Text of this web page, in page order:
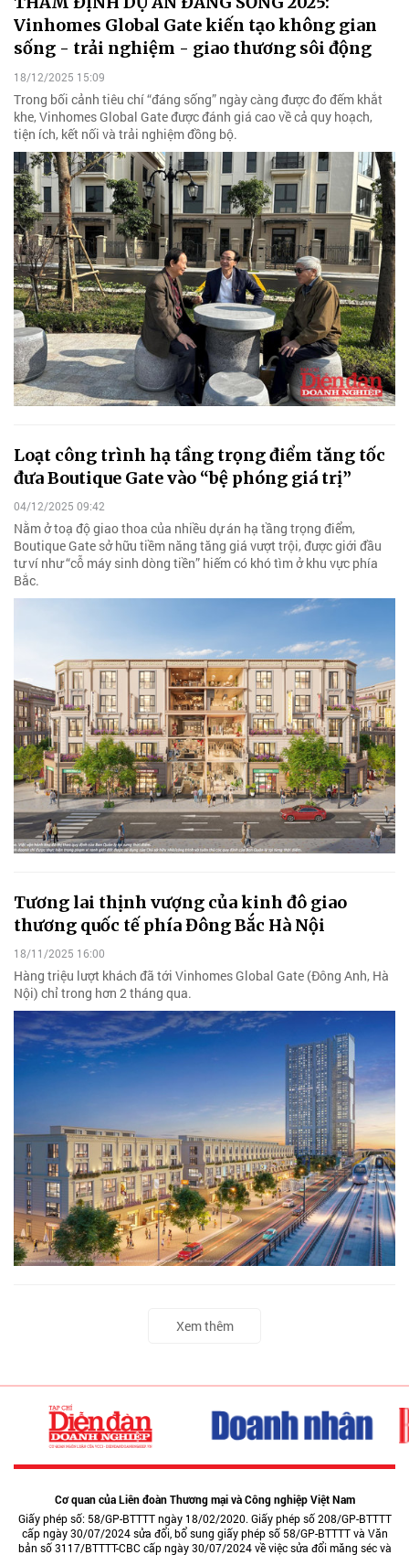
Vinhomes Global Gate kiến tạo không gian
sống - trải nghiệm - giao thương sôi động
18/12/2025 15:09
Trong bối cảnh tiêu chí “đáng sống” ngày càng được đo đếm khắt
khe, Vinhomes Global Gate được đánh giá cao về cả quy hoạch,
tiện ích, kết nối và trải nghiệm đồng bộ.
Loạt công trình hạ tầng trọng điểm tăng tốc
đưa Boutique Gate vào “bệ phóng giá trị”
04/12/2025 09:42
Nằm ở toạ độ giao thoa của nhiều dự án hạ tầng trọng điểm,
Boutique Gate sở hữu tiềm năng tăng giá vượt trội, được giới đầu
tư ví như “cỗ máy sinh dòng tiền” hiếm có khó tìm ở khu vực phía
Bắc.
Tương lai thịnh vượng của kinh đô giao
thương quốc tế phía Đông Bắc Hà Nội
18/11/2025 16:00
Hàng triệu lượt khách đã tới Vinhomes Global Gate (Đông Anh, Hà
Nội) chỉ trong hơn 2 tháng qua.
Xem thêm
Cơ quan của Liên đoàn Thương mại và Công nghiệp Việt Nam
Giấy phép số: 58/GP-BTTTT ngày 18/02/2020. Giấy phép số 208/GP-BTTTT
cấp ngày 30/07/2024 sửa đổi, bổ sung giấy phép số 58/GP-BTTTT và Văn
bản số 3117/BTTTT-CBC cấp ngày 30/07/2024 về việc sửa đổi măng séc và